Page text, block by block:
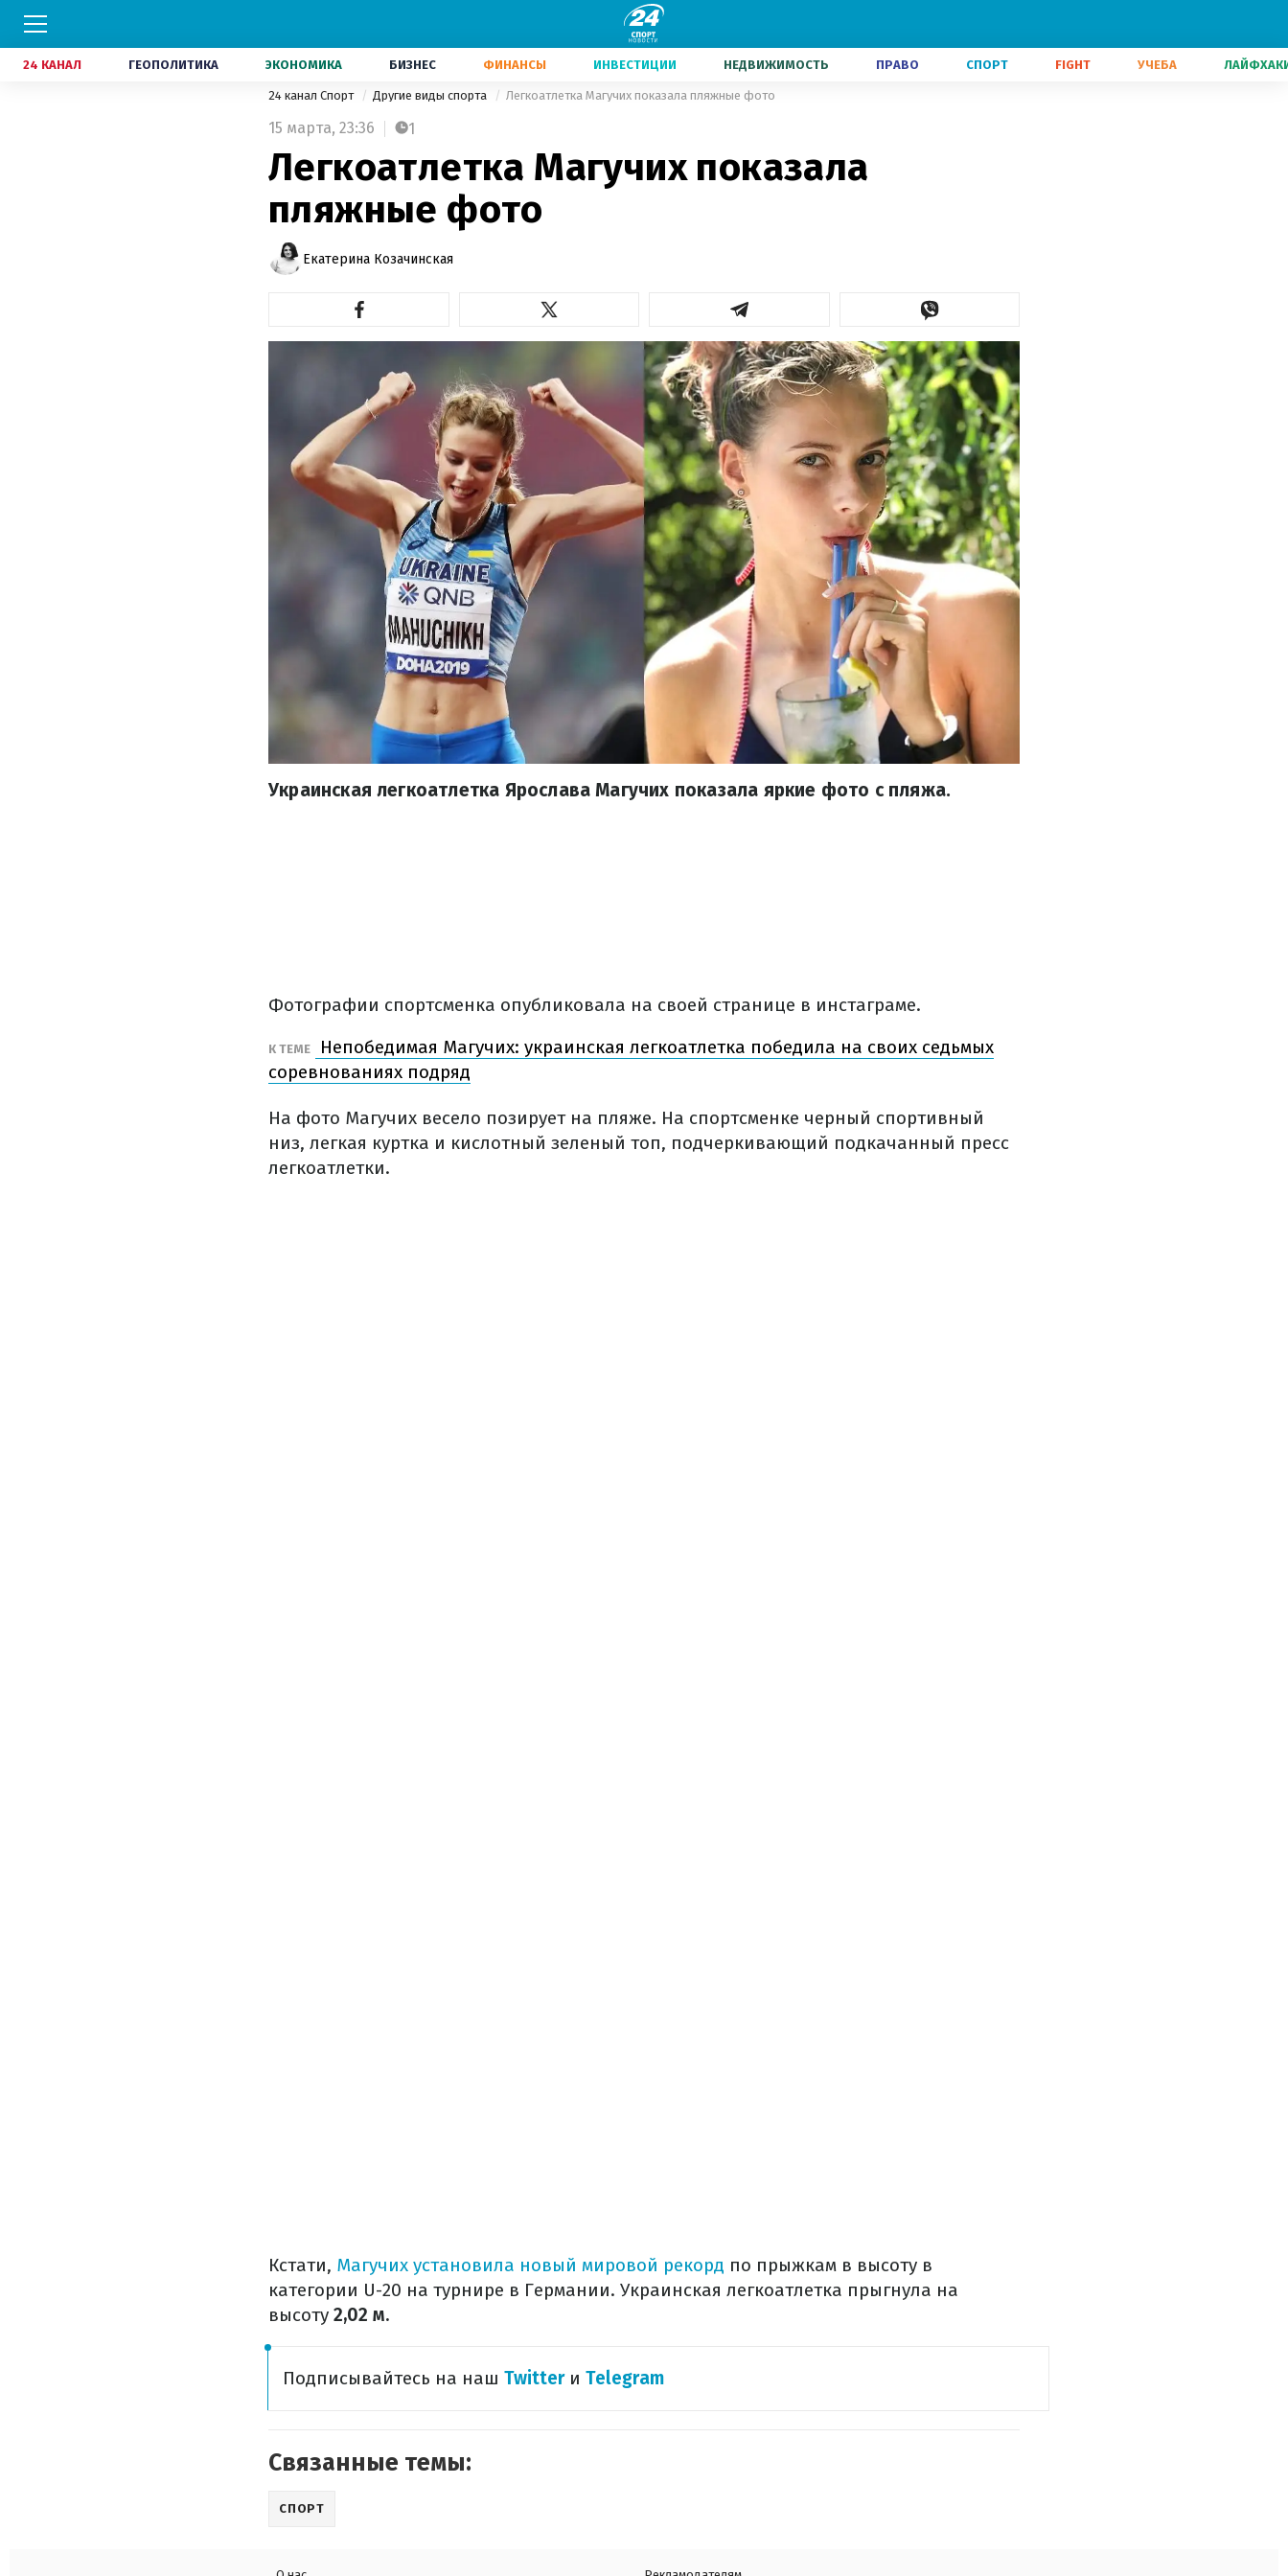
24 КАНАЛ ГЕОПОЛИТИКА ЭКОНОМИКА БИЗНЕС ФИНАНСЫ ИНВЕСТИЦИИ НЕДВИЖИМОСТЬ ПРАВО СПОРТ FIGHT УЧЕБА
24 канал Спорт Другие виды спорта Легкоатлетка Магучих показала пляжные фото
15 марта, 23:36 1
Легкоатлетка Магучих показала
пляжные фото
Екатерина Козачинская
Украинская легкоатлетка Ярослава Магучих показала яркие фото с пляжа.
Фотографии спортсменка опубликовала на своей странице в инстаграме.
К ТЕМЕ
Непобедимая Магучих: украинская легкоатлетка победила на своих седьмых
соревнованиях подряд
На фото Магучих весело позирует на пляже. На спортсменке черный спортивный
низ, легкая куртка и кислотный зеленый топ, подчеркивающий подкачанный пресс
легкоатлетки.
Кстати, Магучих установила новый мировой рекорд по прыжкам в высоту в
категории U-20 на турнире в Германии. Украинская легкоатлетка прыгнула на
высоту 2,02 м.
Подписывайтесь на наш Twitter и Telegram
Связанные темы:
СПОРТ